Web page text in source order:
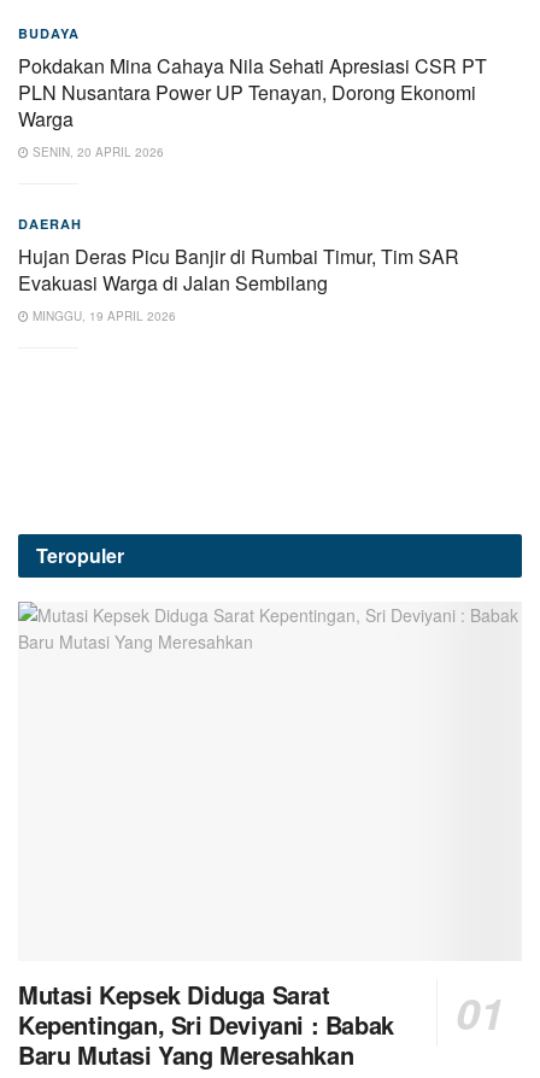
BUDAYA
Pokdakan Mina Cahaya Nila Sehati Apresiasi CSR PT
PLN Nusantara Power UP Tenayan, Dorong Ekonomi
Warga
SENIN, 20 APRIL 2026
DAERAH
Hujan Deras Picu Banjir di Rumbai Timur, Tim SAR
Evakuasi Warga di Jalan Sembilang
MINGGU, 19 APRIL 2026
Teropuler
Mutasi Kepsek Diduga Sarat
Kepentingan, Sri Deviyani : Babak
Baru Mutasi Yang Meresahkan